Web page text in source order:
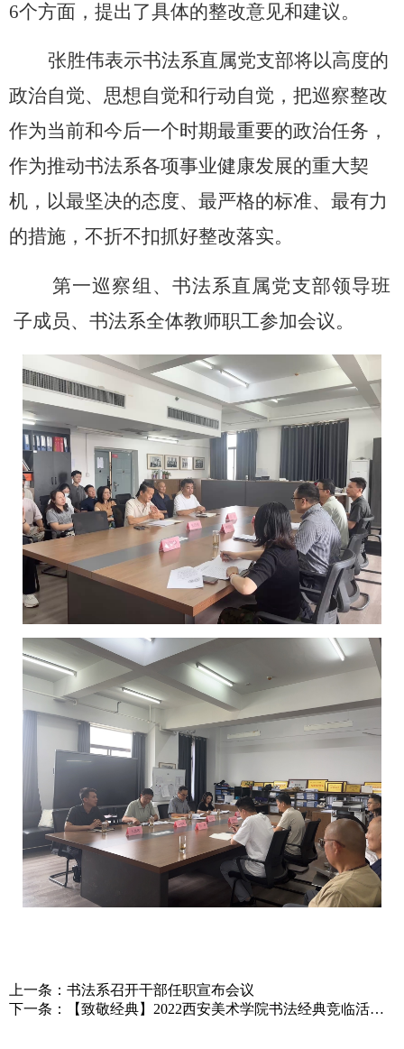
6个方面，提出了具体的整改意见和建议。
张胜伟表示书法系直属党支部将以高度的
政治自觉、思想自觉和行动自觉，把巡察整改
作为当前和今后一个时期最重要的政治任务，
作为推动书法系各项事业健康发展的重大契
机，以最坚决的态度、最严格的标准、最有力
的措施，不折不扣抓好整改落实。
第一巡察组、书法系直属党支部领导班
子成员、书法系全体教师职工参加会议。
上一条： 书法系召开干部任职宣布会议
下一条：
【致敬经典】2022西安美术学院书法经典竞临活动 |